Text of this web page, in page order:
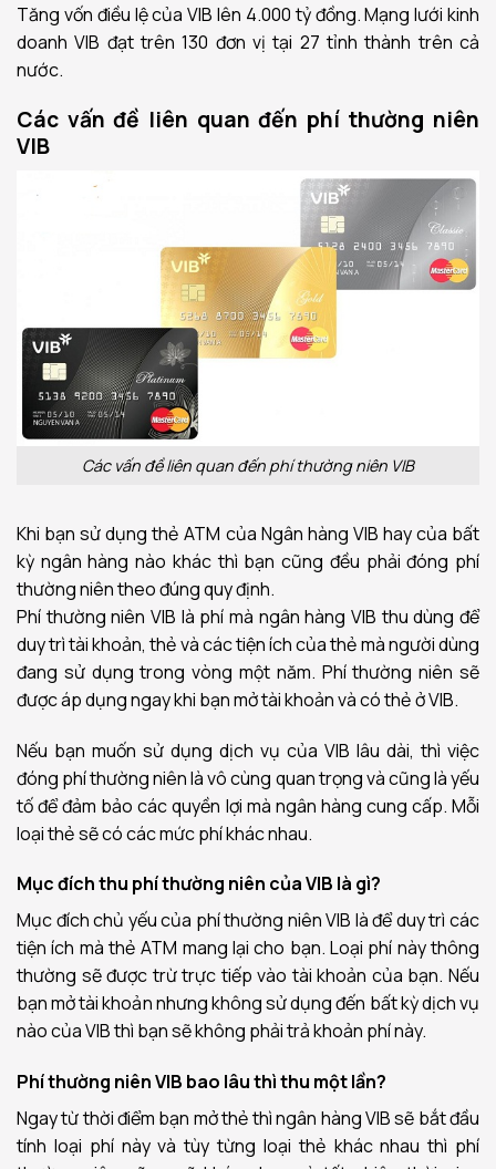
Tăng vốn điều lệ của VIB lên 4.000 tỷ đồng. Mạng lưới kinh
doanh VIB đạt trên 130 đơn vị tại 27 tỉnh thành trên cả
nước.
Các vấn đề liên quan đến phí thường niên
VIB
Các vấn đề liên quan đến phí thường niên VIB
Khi bạn sử dụng thẻ ATM của Ngân hàng VIB hay của bất
kỳ ngân hàng nào khác thì bạn cũng đều phải đóng phí
thường niên theo đúng quy định.
Phí thường niên VIB là phí mà ngân hàng VIB thu dùng để
duy trì tài khoản, thẻ và các tiện ích của thẻ mà người dùng
đang sử dụng trong vòng một năm. Phí thường niên sẽ
được áp dụng ngay khi bạn mở tài khoản và có thẻ ở VIB.
Nếu bạn muốn sử dụng dịch vụ của VIB lâu dài, thì việc
đóng phí thường niên là vô cùng quan trọng và cũng là yếu
tố để đảm bảo các quyền lợi mà ngân hàng cung cấp. Mỗi
loại thẻ sẽ có các mức phí khác nhau.
Mục đích thu phí thường niên của VIB là gì?
Mục đích chủ yếu của phí thường niên VIB là để duy trì các
tiện ích mà thẻ ATM mang lại cho bạn. Loại phí này thông
thường sẽ được trừ trực tiếp vào tài khoản của bạn. Nếu
bạn mở tài khoản nhưng không sử dụng đến bất kỳ dịch vụ
nào của VIB thì bạn sẽ không phải trả khoản phí này.
Phí thường niên VIB bao lâu thì thu một lần?
Ngay từ thời điểm bạn mở thẻ thì ngân hàng VIB sẽ bắt đầu
tính loại phí này và tùy từng loại thẻ khác nhau thì phí